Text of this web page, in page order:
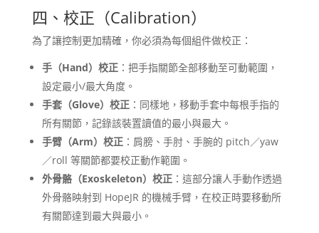
四、校正（Calibration）
為了讓控制更加精確，你必須為每個組件做校正：
手（Hand）校正：把手指關節全部移動至可動範圍，
設定最小/最大角度。
手套（Glove）校正：同樣地，移動手套中每根手指的
所有關節，記錄該裝置讀值的最小與最大。
手臂（Arm）校正：肩膀、手肘、手腕的 pitch／yaw
／roll 等關節都要校正動作範圍。
外骨骼（Exoskeleton）校正：這部分讓人手動作透過
外骨骼映射到 HopeJR 的機械手臂，在校正時要移動所
有關節達到最大與最小。